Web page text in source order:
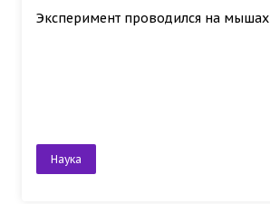
Эксперимент проводился на мышах
Наука